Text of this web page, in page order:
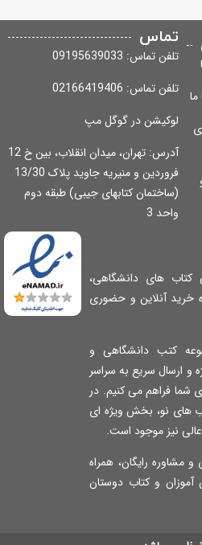
تماس
تلفن تماس: 09195639033
تلفن تماس: 02166419406
لوکیشن در گوگل مپ
آدرس: تهران، میدان انقلاب، بین خ 12
فروردین و منیریه جاوید پلاک 13/30
(ساختمان کتابهای جیبی) طبقه دوم
واحد 3
های دانشگاهی،
آنلاین و حضوری
کتب دانشگاهی و
سریع به سراسر
می کنیم. در
نو، بخش ویژه ای
موجود است.
رایگان، همراه
و کتاب دوستان